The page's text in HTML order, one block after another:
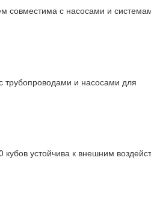
совместима с насосами и
трубопроводами и насосами для
устойчива к внешним